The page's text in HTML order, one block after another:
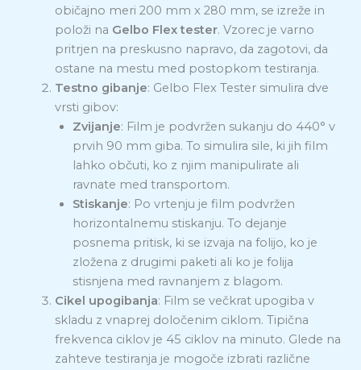
običajno meri 200 mm x 280 mm, se izreže in
položi na Gelbo Flex tester. Vzorec je varno
pritrjen na preskusno napravo, da zagotovi, da
ostane na mestu med postopkom testiranja.
Testno gibanje: Gelbo Flex Tester simulira dve
vrsti gibov:
Zvijanje: Film je podvržen sukanju do 440° v
prvih 90 mm giba. To simulira sile, ki jih film
lahko občuti, ko z njim manipulirate ali
ravnate med transportom.
Stiskanje: Po vrtenju je film podvržen
horizontalnemu stiskanju. To dejanje
posnema pritisk, ki se izvaja na folijo, ko je
zložena z drugimi paketi ali ko je folija
stisnjena med ravnanjem z blagom.
Cikel upogibanja: Film se večkrat upogiba v
skladu z vnaprej določenim ciklom. Tipična
frekvenca ciklov je 45 ciklov na minuto. Glede na
zahteve testiranja je mogoče izbrati različne